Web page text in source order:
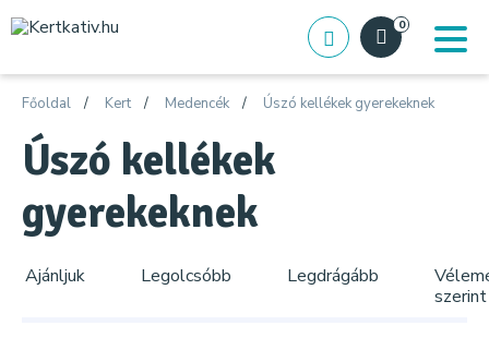
0
Főoldal Kert Medencék Úszó kellékek gyerekeknek
Úszó kellékek
gyerekeknek
Ajánljuk Legolcsóbb Legdrágább
szerint